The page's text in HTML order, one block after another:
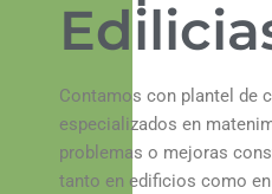
Contamos con plantel de
especializados en
problemas o mejoras
tanto en edificios como